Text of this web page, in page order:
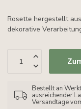
Rosette hergestellt
dekorative
Bestellt an
ausreichender
Versandtage